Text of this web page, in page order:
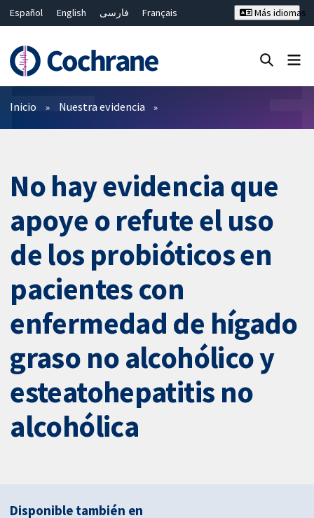
Español English فارسی
Français
Bahasa Malaysia
ไทย 繁體中文
Más idiomas
Filtros
Inicio Nuestra evidencia
No hay evidencia que
apoye o refute el uso
de los probióticos en
pacientes con
enfermedad de hígado
graso no alcohólico y
esteatohepatitis no
alcohólica
Disponible también en